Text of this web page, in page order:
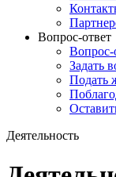
Вопрос-ответ
Вопрос-
Задать
Подать
Деятельность